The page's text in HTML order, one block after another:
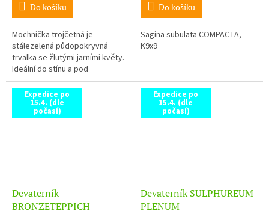
Do košíku
Mochnička trojčetná je
stálezelená půdopokryvná
trvalka se žlutými jarními květy.
Ideální do stínu a pod
stromy._x000D_ „stálezelená
náhrada trávníku do stínu“
Do košíku
Sagina subulata COMPACTA,
K9x9
Expedice po
15.4. (dle
počasí)
Devaterník
BRONZETEPPICH
Expedice po
15.4. (dle
počasí)
Devaterník SULPHUREUM
PLENUM